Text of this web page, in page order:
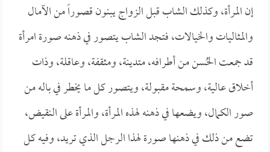
إن المرأة، وكذلك الشاب قبل الزواج يبنون قصوراً من الآمال
والمثاليات والخيالات، فتجد الشاب يتصور في ذهنه صورة امرأة
قد جمعت الحُسن من أطرافه، متدينة، ومثقفة، وعاقلة، وذات
أخلاق عالية، وسمحة مقبولة، ويتصور كل ما يخطر في باله من
صور الكمال، ويضعها في ذهنه لهذه المرأة، والمرأة على النقيض،
تضع من ذلك في ذهنها صورة لهذا الرجل الذي تريد، وفيه كل